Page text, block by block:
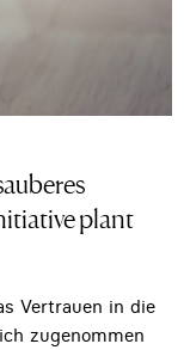
plant
Vertrauen in die
zugenommen